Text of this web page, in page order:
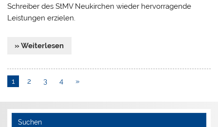
Schreiber des StMV Neukirchen wieder hervorragende
Leistungen erzielen.
» Weiterlesen
1 2 3 4 »
Suchen